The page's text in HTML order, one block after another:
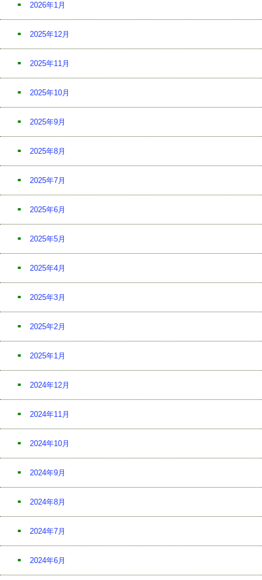
2026年1月
2025年12月
2025年11月
2025年10月
2025年9月
2025年8月
2025年7月
2025年6月
2025年5月
2025年4月
2025年3月
2025年2月
2025年1月
2024年12月
2024年11月
2024年10月
2024年9月
2024年8月
2024年7月
2024年6月